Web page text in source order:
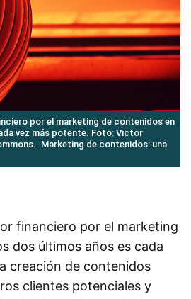
por el marketing de contenidos en
vez más potente. Foto: Victor
Marketing de contenidos: una
financiero por el marketing
dos últimos años es cada
creación de contenidos
clientes potenciales y